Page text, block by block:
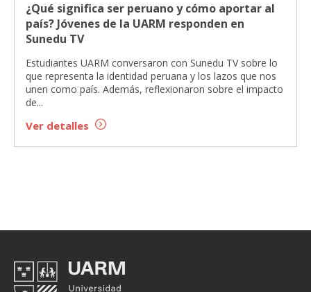
¿Qué significa ser peruano y cómo aportar al
país? Jóvenes de la UARM responden en
Sunedu TV
Estudiantes UARM conversaron con Sunedu TV sobre lo
que representa la identidad peruana y los lazos que nos
unen como país. Además, reflexionaron sobre el impacto
de...
Ver detalles